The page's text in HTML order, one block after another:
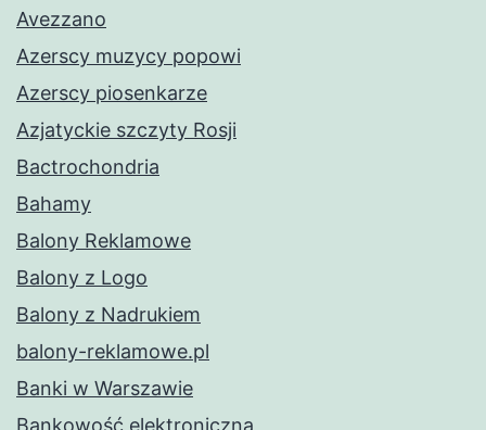
Avezzano
Azerscy muzycy popowi
Azerscy piosenkarze
Azjatyckie szczyty Rosji
Bactrochondria
Bahamy
Balony Reklamowe
Balony z Logo
Balony z Nadrukiem
balony-reklamowe.pl
Banki w Warszawie
Bankowość elektroniczna